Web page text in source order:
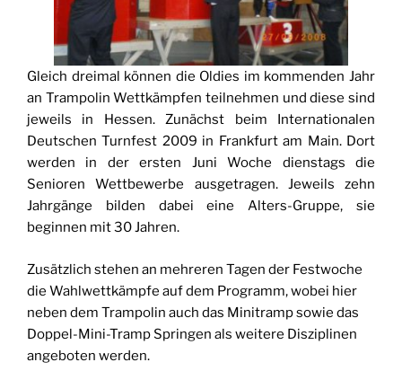
Gleich dreimal können die Oldies im kommenden Jahr
an Trampolin Wettkämpfen teilnehmen und diese sind
jeweils in Hessen. Zunächst beim Internationalen
Deutschen Turnfest 2009 in Frankfurt am Main. Dort
werden in der ersten Juni Woche dienstags die
Senioren Wettbewerbe ausgetragen. Jeweils zehn
Jahrgänge bilden dabei eine Alters-Gruppe, sie
beginnen mit 30 Jahren.
Zusätzlich stehen an mehreren Tagen der Festwoche
die Wahlwettkämpfe auf dem Programm, wobei hier
neben dem Trampolin auch das Minitramp sowie das
Doppel-Mini-Tramp Springen als weitere Disziplinen
angeboten werden.